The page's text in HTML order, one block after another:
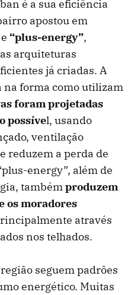
é a sua eficiência
apostou em
e “plus-energy”,
arquiteturas
já criadas. A
na forma como utilizam
foram projetadas
possível, usando
ventilação
reduzem a perda de
energy”, além de
tambémproduzem
os moradores
através
nos telhados.
seguem padrões
energético. Muitas